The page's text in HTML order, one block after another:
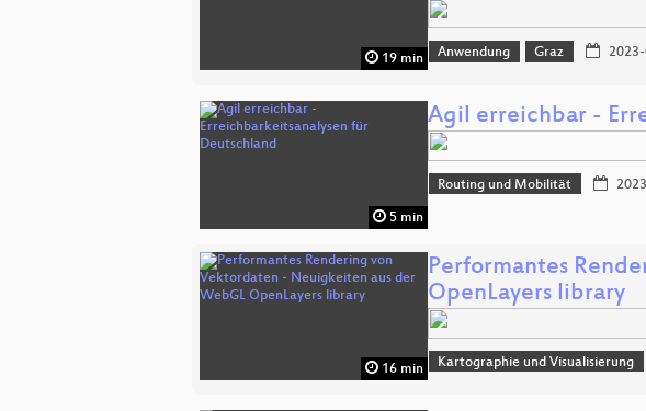
19 min Anwendung Graz
5 min
Agil erreichbar -
Routing und Mobilität
16 min
Performantes
OpenLayers library
Kartographie und Visualisierung